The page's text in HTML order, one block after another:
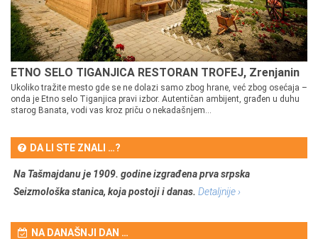
ETNO SELO TIGANJICA RESTORAN TROFEJ, Zrenjanin
Ukoliko tražite mesto gde se ne dolazi samo zbog hrane, već zbog osećaja –
onda je Etno selo Tiganjica pravi izbor. Autentičan ambijent, građen u duhu
starog Banata, vodi vas kroz priču o nekadašnjem...
DA LI STE ZNALI …?
Na Tašmajdanu je 1909. godine izgrađena prva srpska
Seizmološka stanica, koja postoji i danas. Detaljnije ›
NA DANAŠNJI DAN …